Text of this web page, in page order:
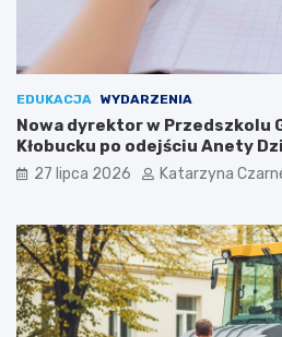
a
k
o
w
e
EDUKACJA WYDARZENIA
Nowa dyrektor w Przedszkolu
Kłobucku po odejściu Anety
27 lipca 2026 Katarzyna